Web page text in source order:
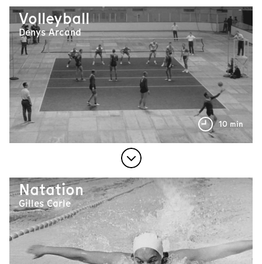
Volleyball
Denys Arcand
10 min
Natation
Gilles Carle